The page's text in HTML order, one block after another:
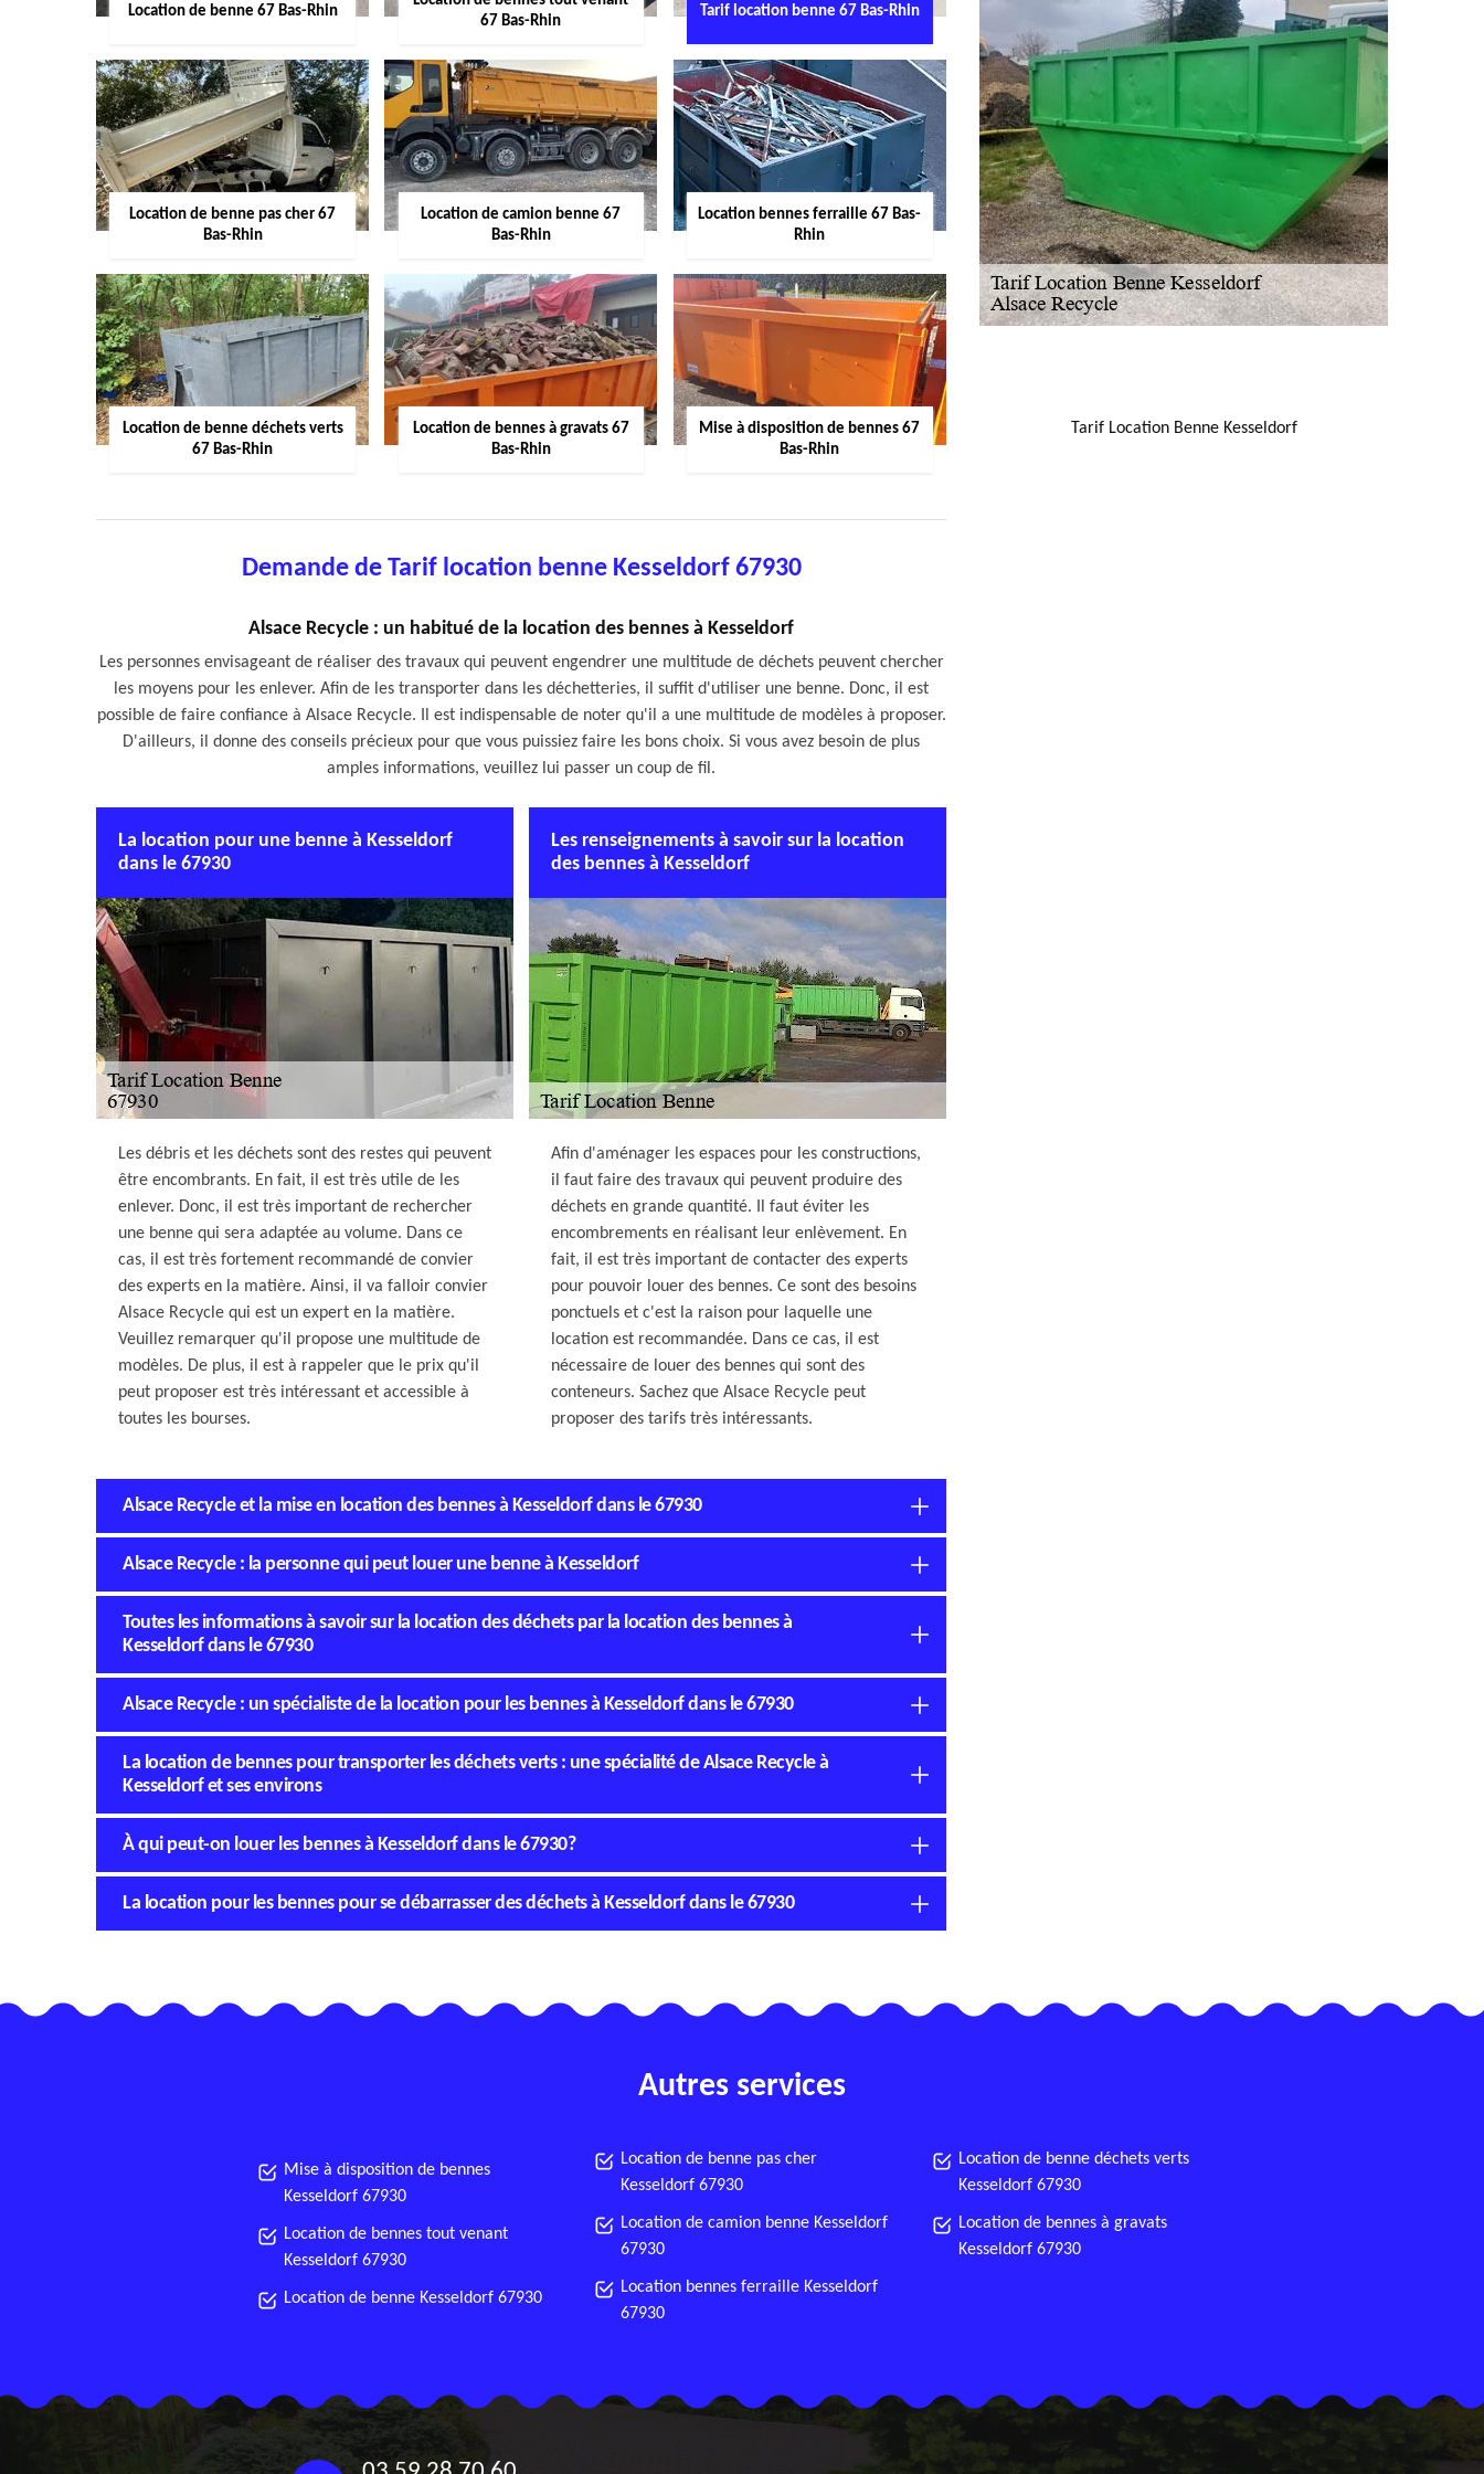
Location de benne 67 Bas-Rhin
67 Bas-Rhin
Tarif location benne 67 Bas-Rhin
Location de benne pas cher 67
Bas-Rhin
Location de camion benne 67
Bas-Rhin
Location bennes ferraille 67 Bas-
Rhin
Location de benne déchets verts
67 Bas-Rhin
Location de bennes à gravats 67
Bas-Rhin
Mise à disposition de bennes 67
Bas-Rhin
Demande de Tarif location benne Kesseldorf 67930
Alsace Recycle : un habitué de la location des bennes à Kesseldorf
Les personnes envisageant de réaliser des travaux qui peuvent engendrer une multitude de déchets peuvent chercher
les moyens pour les enlever. Afin de les transporter dans les déchetteries, il suffit d'utiliser une benne. Donc, il est
possible de faire confiance à Alsace Recycle. Il est indispensable de noter qu'il a une multitude de modèles à proposer.
D'ailleurs, il donne des conseils précieux pour que vous puissiez faire les bons choix. Si vous avez besoin de plus
amples informations, veuillez lui passer un coup de fil.
La location pour une benne à Kesseldorf
dans le 67930
Les débris et les déchets sont des restes qui peuvent
être encombrants. En fait, il est très utile de les
enlever. Donc, il est très important de rechercher
une benne qui sera adaptée au volume. Dans ce
cas, il est très fortement recommandé de convier
des experts en la matière. Ainsi, il va falloir convier
Alsace Recycle qui est un expert en la matière.
Veuillez remarquer qu'il propose une multitude de
modèles. De plus, il est à rappeler que le prix qu'il
peut proposer est très intéressant et accessible à
toutes les bourses.
Les renseignements à savoir sur la location
des bennes à Kesseldorf
Afin d'aménager les espaces pour les constructions,
il faut faire des travaux qui peuvent produire des
déchets en grande quantité. Il faut éviter les
encombrements en réalisant leur enlèvement. En
fait, il est très important de contacter des experts
pour pouvoir louer des bennes. Ce sont des besoins
ponctuels et c'est la raison pour laquelle une
location est recommandée. Dans ce cas, il est
nécessaire de louer des bennes qui sont des
conteneurs. Sachez que Alsace Recycle peut
proposer des tarifs très intéressants.
Alsace Recycle et la mise en location des bennes à Kesseldorf dans le 67930
Alsace Recycle : la personne qui peut louer une benne à Kesseldorf
Toutes les informations à savoir sur la location des déchets par la location des bennes à
Kesseldorf dans le 67930
Alsace Recycle : un spécialiste de la location pour les bennes à Kesseldorf dans le 67930
La location de bennes pour transporter les déchets verts : une spécialité de Alsace Recycle à
Kesseldorf et ses environs
À qui peut-on louer les bennes à Kesseldorf dans le 67930?
La location pour les bennes pour se débarrasser des déchets à Kesseldorf dans le 67930
Tarif Location Benne Kesseldorf
Autres services
Mise à disposition de bennes
Kesseldorf 67930
Location de bennes tout venant
Kesseldorf 67930
Location de benne Kesseldorf 67930
Location de benne pas cher
Kesseldorf 67930
Location de camion benne Kesseldorf
67930
Location bennes ferraille Kesseldorf
67930
Location de benne déchets verts
Kesseldorf 67930
Location de bennes à gravats
Kesseldorf 67930